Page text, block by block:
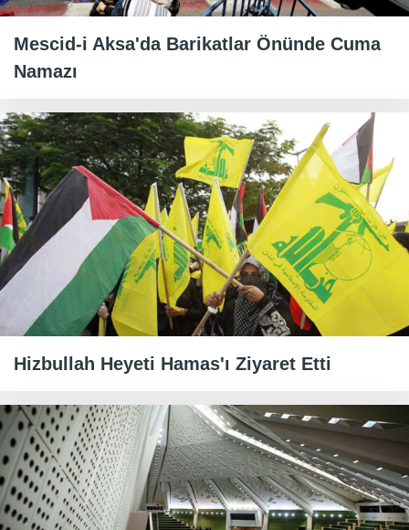
Mescid-i Aksa'da Barikatlar Önünde Cuma
Namazı
Hizbullah Heyeti Hamas'ı Ziyaret Etti